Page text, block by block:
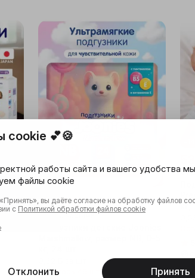
14,79 ƃ
Оплата частями
Осталось 45 шт
От
кг,
cookie 💕🍪
работы сайта и вашего удобства мы
файлы cookie
вы даёте согласие на обработку файлов
с Политикой обработки файлов cookie
Отклонить Принять